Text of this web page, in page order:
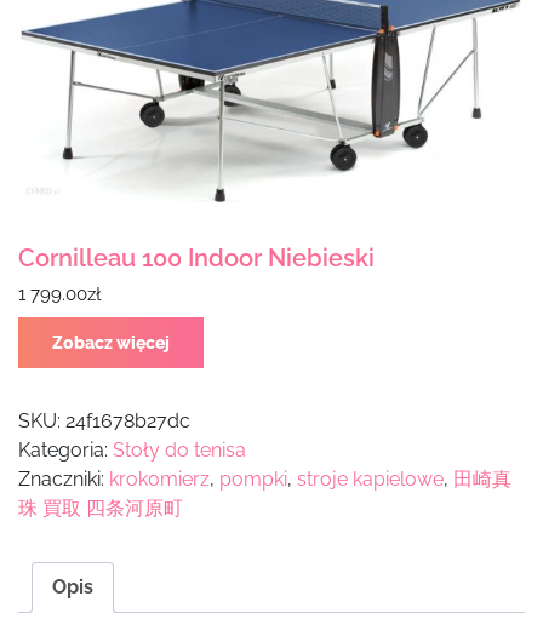
Cornilleau 100 Indoor Niebieski
1 799.00zł
Zobacz więcej
SKU: 24f1678b27dc
Kategoria: Stoły do tenisa
Znaczniki: krokomierz, pompki, stroje kapielowe, 田崎真
珠 買取 四条河原町
Opis